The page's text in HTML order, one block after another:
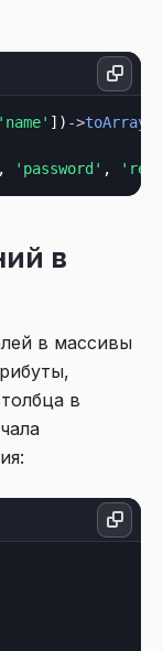
'name' ]) ->toArray
, 'password' ,
в
в массивы
в